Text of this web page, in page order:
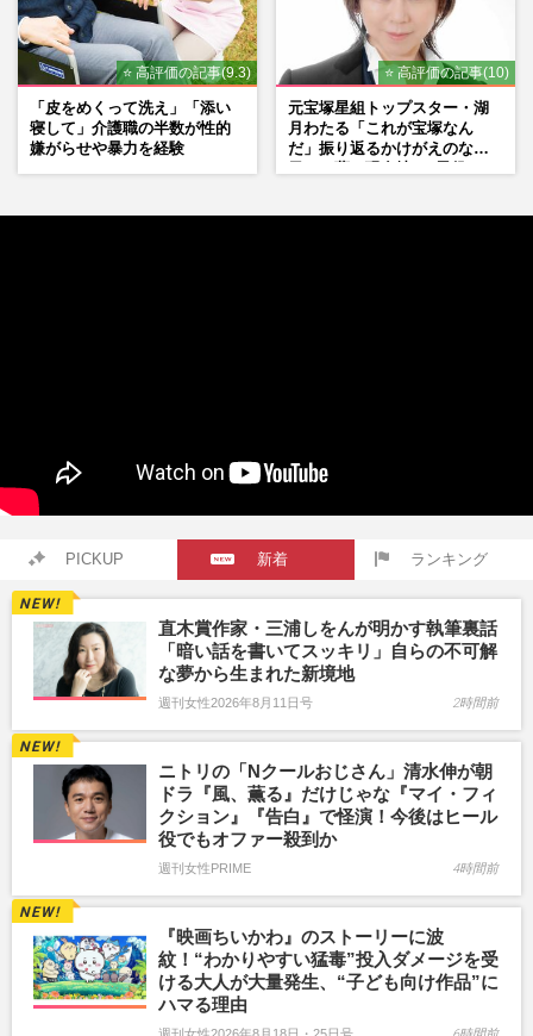
⭐ 高評価の記事(9.3)
「皮をめくって洗え」「添い
寝して」介護職の半数が性的
嫌がらせや暴力を経験
⭐ 高評価の記事(10)
元宝塚星組トップスター・湖
月わたる「これが宝塚なん
だ」振り返るかけがえのない
PICKUP 新着 ランキング
直木賞作家・三浦しをんが明かす執筆裏話
「暗い話を書いてスッキリ」自らの不可解
な夢から生まれた新境地
週刊女性2026年8月11日号 2時間前
ニトリの「Nクールおじさん」清水伸が朝
ドラ『風、薫る』だけじゃな『マイ・フィ
クション』『告白』で怪演！今後はヒール
役でもオファー殺到か
週刊女性PRIME 4時間前
『映画ちいかわ』のストーリーに波
紋！“わかりやすい猛毒”投入ダメージを受
ける大人が大量発生、“子ども向け作品”に
ハマる理由